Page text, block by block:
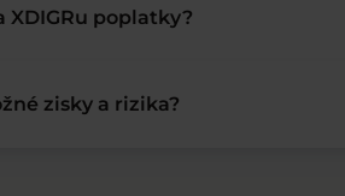
XDIGRu poplatky?
zisky a rizika?